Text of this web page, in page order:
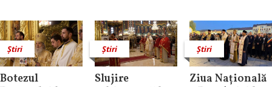
Știri
Botezul
Știri
Slujire
Știri
Ziua Națională